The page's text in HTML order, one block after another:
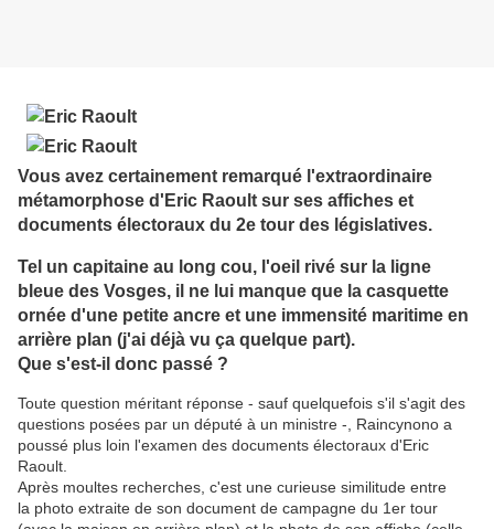
Vous avez certainement remarqué l'extraordinaire
métamorphose d'Eric Raoult sur ses affiches et
documents électoraux du 2e tour des législatives.
Tel un capitaine au long cou, l'oeil rivé sur la ligne
bleue des Vosges, il ne lui manque que la casquette
ornée d'une petite ancre et une immensité maritime en
arrière plan (j'ai déjà vu ça quelque part).
Que s'est-il donc passé ?
Toute question méritant réponse - sauf quelquefois s'il s'agit des
questions posées par un député à un ministre -, Raincynono a
poussé plus loin l'examen des documents électoraux d'Eric
Raoult.
Après moultes recherches, c'est une curieuse similitude entre
la photo extraite de son document de campagne du 1er tour